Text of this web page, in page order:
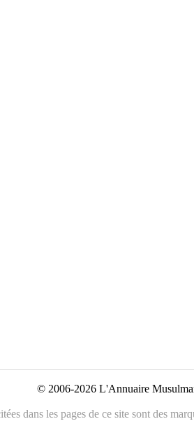
© 2006-2026 L'Annuaire
dans les pages de ce site sont des